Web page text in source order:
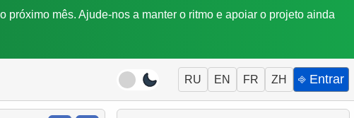
mês. Ajude-nos a manter o ritmo e apoiar o projeto ainda
RU EN FR ZH ⎆ Entrar